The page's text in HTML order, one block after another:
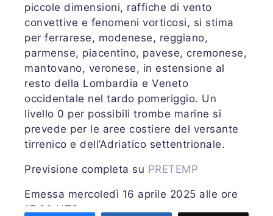
piccole dimensioni, raffiche di vento
convettive e fenomeni vorticosi, si stima
per ferrarese, modenese, reggiano,
parmense, piacentino, pavese, cremonese,
mantovano, veronese, in estensione al
resto della Lombardia e Veneto
occidentale nel tardo pomeriggio. Un
livello 0 per possibili trombe marine si
prevede per le aree costiere del versante
tirrenico e dell’Adriatico settentrionale.
Previsione completa su PRETEMP
Emessa mercoledì 16 aprile 2025 alle ore
17:00 UTC